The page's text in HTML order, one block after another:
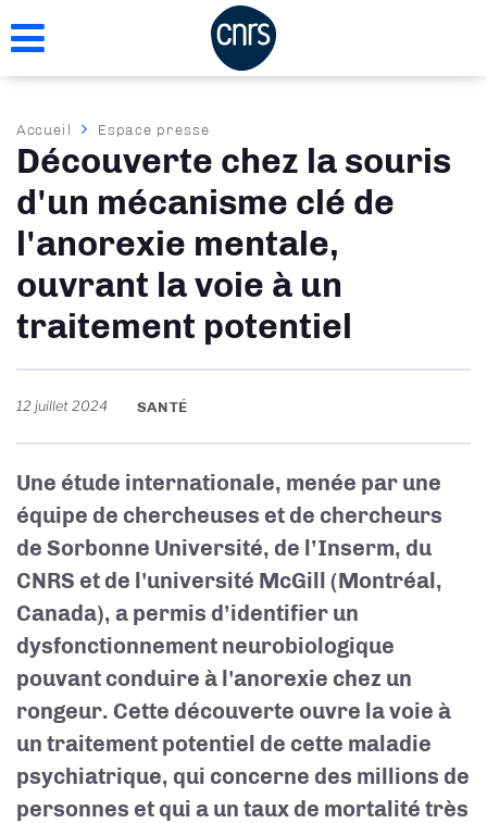
au
Fil
d'Ariane
Accueil Espace presse
Découverte chez la souris
d'un mécanisme clé de
l'anorexie mentale,
ouvrant la voie à un
traitement potentiel
12 juillet 2024 SANTÉ
Une étude internationale, menée par une
équipe de chercheuses et de chercheurs
de Sorbonne Université, de l’Inserm, du
CNRS et de l'université McGill (Montréal,
Canada), a permis d’identifier un
dysfonctionnement neurobiologique
pouvant conduire à l'anorexie chez un
rongeur. Cette découverte ouvre la voie à
un traitement potentiel de cette maladie
psychiatrique, qui concerne des millions de
personnes et qui a un taux de mortalité très